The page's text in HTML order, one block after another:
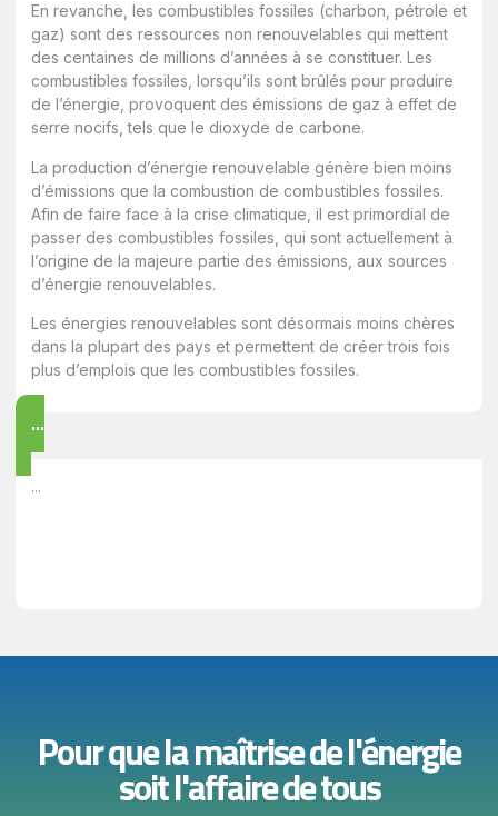
En revanche, les combustibles fossiles (charbon, pétrole et
gaz) sont des ressources non renouvelables qui mettent
des centaines de millions d’années à se constituer. Les
combustibles fossiles, lorsqu’ils sont brûlés pour produire
de l’énergie, provoquent des émissions de gaz à effet de
serre nocifs, tels que le dioxyde de carbone.
La production d’énergie renouvelable génère bien moins
d’émissions que la combustion de combustibles fossiles.
Afin de faire face à la crise climatique, il est primordial de
passer des combustibles fossiles, qui sont actuellement à
l’origine de la majeure partie des émissions, aux sources
d’énergie renouvelables.
Les énergies renouvelables sont désormais moins chères
dans la plupart des pays et permettent de créer trois fois
plus d’emplois que les combustibles fossiles.
...
...
Pour que la maîtrise de l'énergie
soit l'affaire de tous